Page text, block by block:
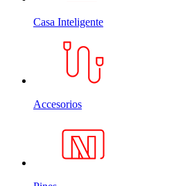
Casa Inteligente
Accesorios